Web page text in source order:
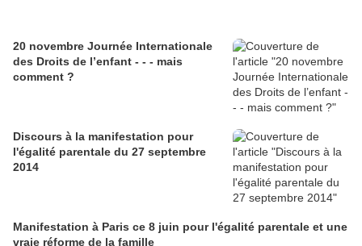
20 novembre Journée Internationale
des Droits de l’enfant - - - mais
comment ?
Discours à la manifestation pour
l'égalité parentale du 27 septembre
2014
Manifestation à Paris ce 8 juin pour l'égalité parentale et une
vraie réforme de la famille